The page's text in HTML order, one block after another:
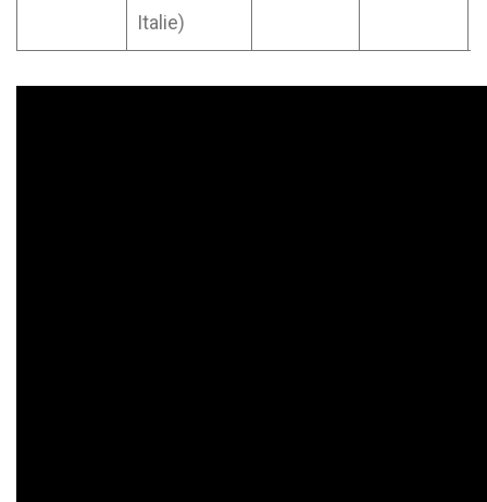
Italie)